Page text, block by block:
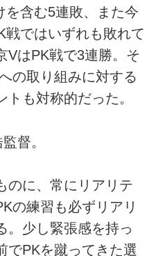
含む5連敗、また今
戦ではいずれも敗れて
VはPK戦で3連勝。そ
の取り組みに対する
も対称的だった。
督。
のに、常にリアリテ
の練習も必ずリアリ
。少し緊張感を持っ
でPKを蹴ってきた選